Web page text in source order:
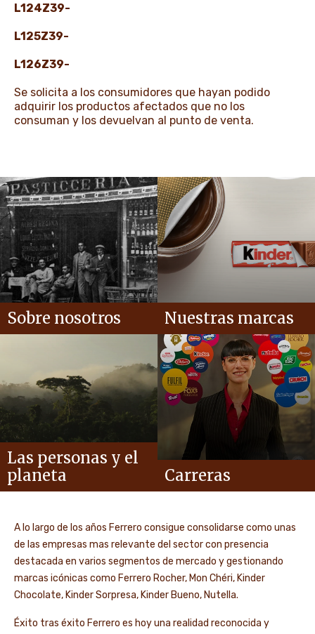
L124Z39-
L125Z39-
L126Z39-
Se solicita a los consumidores que hayan podido
adquirir los productos afectados que no los
consuman y los devuelvan al punto de venta.
Sobre nosotros Nuestras marcas
Las personas y el
planeta
Carreras
A lo largo de los años Ferrero consigue consolidarse como unas
de las empresas mas relevante del sector con presencia
destacada en varios segmentos de mercado y gestionando
marcas icónicas como Ferrero Rocher, Mon Chéri, Kinder
Chocolate, Kinder Sorpresa, Kinder Bueno, Nutella.
Éxito tras éxito Ferrero es hoy una realidad reconocida y